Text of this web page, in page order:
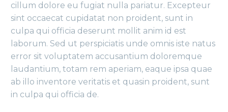
cillum dolore eu fugiat nulla pariatur. Excepteur
sint occaecat cupidatat non proident, sunt in
culpa qui officia deserunt mollit anim id est
laborum. Sed ut perspiciatis unde omnis iste natus
error sit voluptatem accusantium doloremque
laudantium, totam rem aperiam, eaque ipsa quae
ab illo inventore veritatis et quasin proident, sunt
in culpa qui officia de.